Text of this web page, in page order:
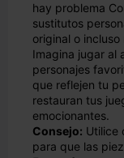
hay problema
sustitutos
original o
Imagina jugar al
personajes
que reflejen tu
restauran tus
emocionantes.
Consejo: Utilice
para que las